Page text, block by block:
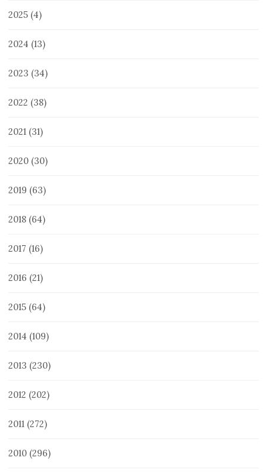
2025 (4)
2024 (13)
2023 (34)
2022 (38)
2021 (31)
2020 (30)
2019 (63)
2018 (64)
2017 (16)
2016 (21)
2015 (64)
2014 (109)
2013 (230)
2012 (202)
2011 (272)
2010 (296)